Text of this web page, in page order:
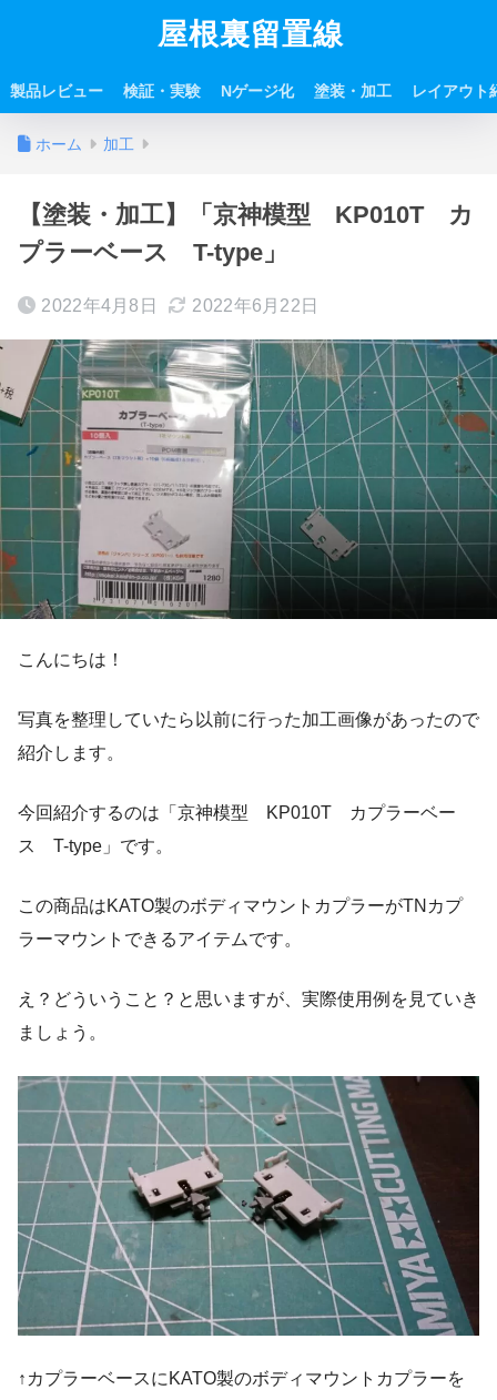
屋根裏留置線
製品レビュー 検証・実験 Nゲージ化 塗装・加工 レイアウト
ホーム 加工
【塗装・加工】「京神模型 KP010T カ
プラーベース T-type」
2022年4月8日 2022年6月22日
こんにちは！
写真を整理していたら以前に行った加工画像があったので
紹介します。
今回紹介するのは「京神模型 KP010T カプラーベー
ス T-type」です。
この商品はKATO製のボディマウントカプラーがTNカプ
ラーマウントできるアイテムです。
え？どういうこと？と思いますが、実際使用例を見ていき
ましょう。
↑カプラーベースにKATO製のボディマウントカプラーを